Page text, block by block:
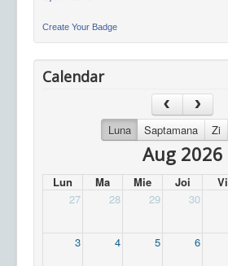
Create Your Badge
Calendar
Luna Saptamana Zi
Aug 2026
Lun Ma Mie Joi Vi
27
28 29 30
3 4 5 6